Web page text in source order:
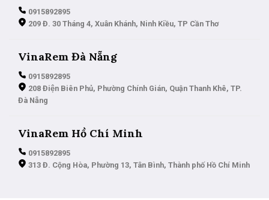
0915892895
209 Đ. 30 Tháng 4, Xuân Khánh, Ninh Kiều, TP Cần Thơ
VinaRem Đà Nẵng
0915892895
208 Điện Biên Phủ, Phường Chính Gián, Quận Thanh Khê, TP.
Đà Nẵng
VinaRem Hồ Chí Minh
0915892895
313 Đ. Cộng Hòa, Phường 13, Tân Bình, Thành phố Hồ Chí Minh